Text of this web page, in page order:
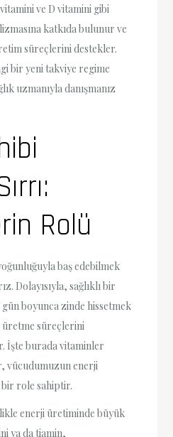
ve D vitamini gibi
katkıda bulunur ve
süreçlerini destekler.
bir yeni takviye regime
uzmanıyla danışmanız
Rolü
baş edebilmek
Dolayısıyla, sağlıklı bir
boyunca zinde hissetmek
süreçlerini
İşte burada vitaminler
vücudumuzun enerji
role sahiptir.
enerji üretiminde büyük
ya da tiamin,